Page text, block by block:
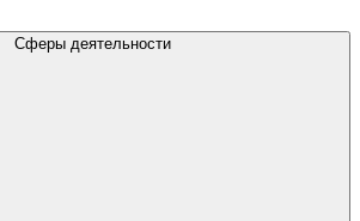
Сферы деятельности